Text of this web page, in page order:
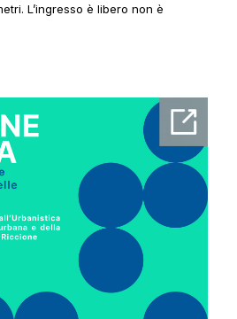
L’ingresso è libero non è